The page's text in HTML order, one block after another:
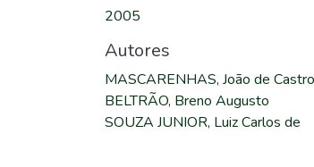
2005
Autores
MASCARENHAS, João de Castro
BELTRÃO, Breno Augusto
SOUZA JUNIOR, Luiz Carlos de